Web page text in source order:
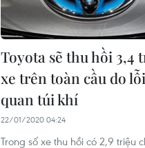
Toyota sẽ thu hồi 3,4
xe trên toàn cầu do
quan túi khí
22/01/2020 04:24
Trong số xe thu hồi có 2,9 triệu